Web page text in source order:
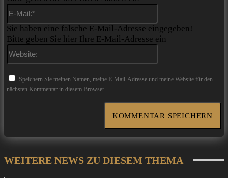
Sie haben eine falsche E-Mail-Adresse eingegeben!
Bitte geben Sie hier Ihre E-Mail-Adresse ein
Speichern Sie meinen Namen, meine E-Mail-Adresse und meine Website für den
nächsten Kommentar in diesem Browser.
WEITERE NEWS ZU DIESEM THEMA